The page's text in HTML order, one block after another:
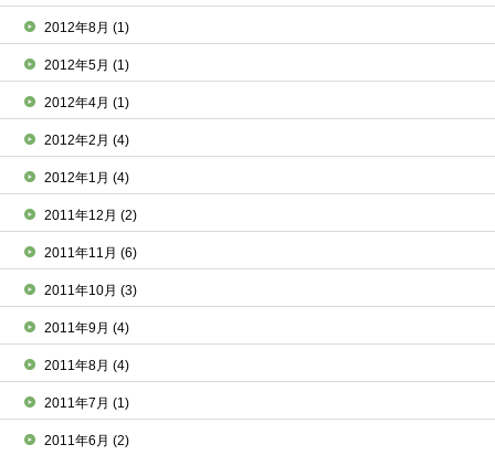
2012年8月(1)
2012年5月(1)
2012年4月(1)
2012年2月(4)
2012年1月(4)
2011年12月(2)
2011年11月(6)
2011年10月(3)
2011年9月(4)
2011年8月(4)
2011年7月(1)
2011年6月(2)